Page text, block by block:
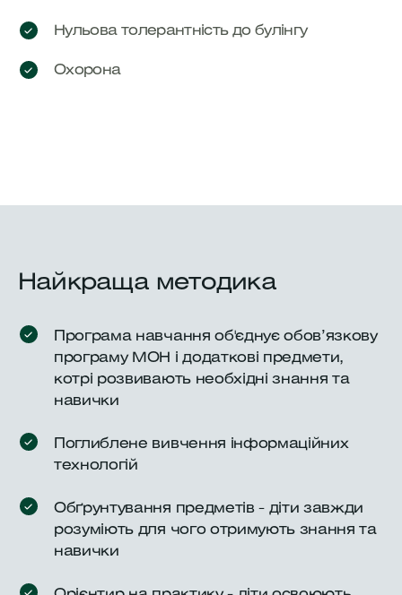
Нульова толерантність до булінгу
Охорона
Найкраща методика
Програма навчання об'єднує обов’язкову
програму МОН і додаткові предмети,
котрі розвивають необхідні знання та
навички
Поглиблене вивчення інформаційних
технологій
Обґрунтування предметів - діти завжди
розуміють для чого отримують знання та
навички